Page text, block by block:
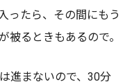
ったら、その間にもう
被るときもあるので。
進まないので、30分